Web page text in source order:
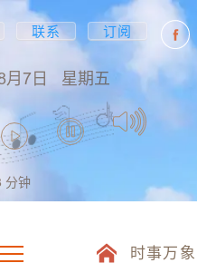
联系 订阅
月7日 星期五
分钟
时事万象